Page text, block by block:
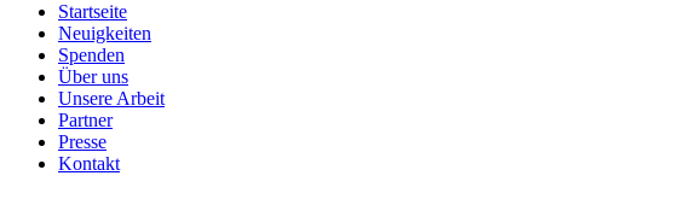
Startseite
Neuigkeiten
Spenden
Über uns
Unsere Arbeit
Partner
Presse
Kontakt